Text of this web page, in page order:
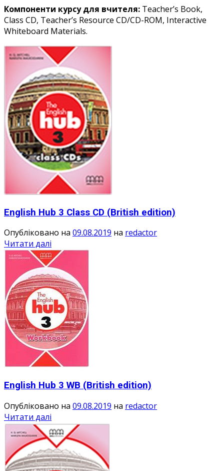
Компоненти курсу для вчителя: Teacher’s Book,
Class CD, Teacher’s Resource CD/CD-ROM, Interactive
Whiteboard Materials.
English Hub 3 Class CD (British edition)
Опубліковано на 09.08.2019 на redactor
Читати далі
English Hub 3 WB (British edition)
Опубліковано на 09.08.2019 на redactor
Читати далі